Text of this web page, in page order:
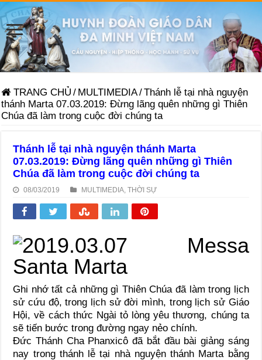
TRANG CHỦ / MULTIMEDIA/Thánh lễ tại nhà nguyện
thánh Marta 07.03.2019: Đừng lãng quên những gì Thiên
Chúa đã làm trong cuộc đời chúng ta
Thánh lễ tại nhà nguyện thánh Marta
07.03.2019: Đừng lãng quên những gì Thiên
Chúa đã làm trong cuộc đời chúng ta
08/03/2019 MULTIMEDIA ,THỜI SỰ
Ghi nhớ tất cả những gì Thiên Chúa đã làm trong lịch
sử cứu độ, trong lịch sử đời mình, trong lịch sử Giáo
Hội, về cách thức Ngài tỏ lòng yêu thương, chúng ta
sẽ tiến bước trong đường ngay nẻo chính.
Đức Thánh Cha Phanxicô đã bắt đầu bài giảng sáng
nay trong thánh lễ tại nhà nguyện thánh Marta bằng